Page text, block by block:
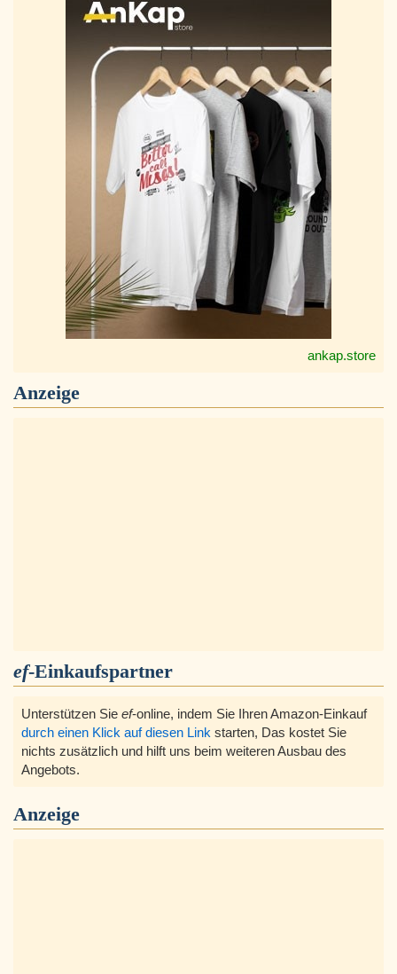
ankap.store
Anzeige
ef-Einkaufspartner
Unterstützen Sie ef-online, indem Sie Ihren Amazon-Einkauf
durch einen Klick auf diesen Link starten, Das kostet Sie
nichts zusätzlich und hilft uns beim weiteren Ausbau des
Angebots.
Anzeige